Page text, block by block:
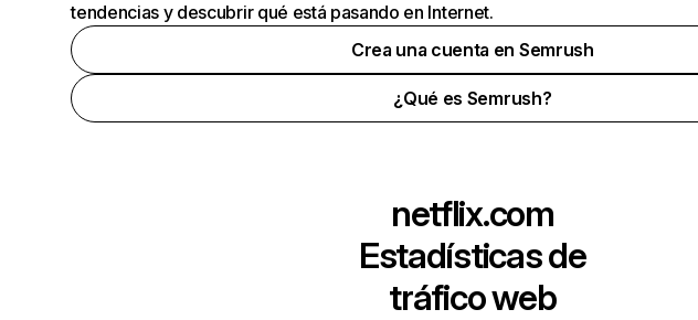
tendencias y descubrir qué está pasando en Internet.
Crea una cuenta en Semrush
¿Qué es Semrush?
netflix.com
Estadísticas de
tráfico web